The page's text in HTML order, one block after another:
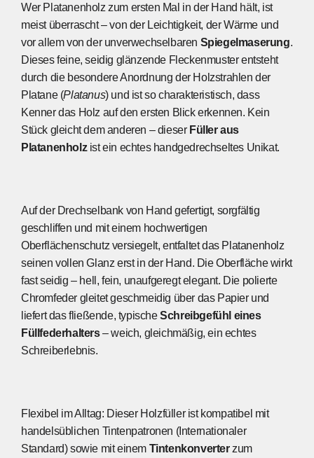
Wer Platanenholz zum ersten Mal in der Hand hält, ist
meist überrascht – von der Leichtigkeit, der Wärme und
vor allem von der unverwechselbaren Spiegelmaserung.
Dieses feine, seidig glänzende Fleckenmuster entsteht
durch die besondere Anordnung der Holzstrahlen der
Platane (Platanus) und ist so charakteristisch, dass
Kenner das Holz auf den ersten Blick erkennen. Kein
Stück gleicht dem anderen – dieser Füller aus
Platanenholzist ein echtes handgedrechseltes Unikat.
Auf der Drechselbank von Hand gefertigt, sorgfältig
geschliffen und mit einem hochwertigen
Oberflächenschutz versiegelt, entfaltet das Platanenholz
seinen vollen Glanz erst in der Hand. Die Oberfläche wirkt
fast seidig – hell, fein, unaufgeregt elegant. Die polierte
Chromfeder gleitet geschmeidig über das Papier und
liefert das fließende, typischeSchreibgefühl eines
Füllfederhalters– weich, gleichmäßig, ein echtes
Schreiberlebnis.
Flexibel im Alltag: Dieser Holzfüller ist kompatibel mit
handelsüblichen Tintenpatronen (Internationaler
Standard) sowie mit einem Tintenkonverterzum